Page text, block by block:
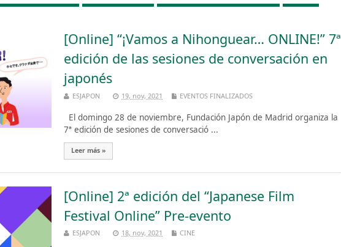
[Online] “¡Vamos a Nihonguear… ONLINE!” 7ª
edición de las sesiones de conversación en
japonés
ESJAPON 19, nov, 2021 EVENTOS FINALIZADOS
El domingo 28 de noviembre, Fundación Japón de Madrid organiza la
7ª edición de sesiones de conversació ...
Leer más »
[Online] 2ª edición del “Japanese Film
Festival Online” Pre-evento
ESJAPON 18, nov, 2021 CINE